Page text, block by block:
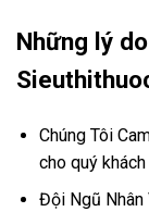
Những lý
Chúng Tôi
cho quý
Đội Ngũ Nhân